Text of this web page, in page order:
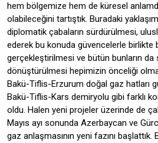
hem bölgemize hem de küresel
olabileceğini tartıştık. Buradaki
diplomatik çabaların sürdürülmesi,
ederek bu konuda güvencelerle birlikte
gerçekleştirilmesi ve bütün bunların da
dönüştürülmesi hepimizin önceliği
Bakü-Tiflis-Erzurum doğal gaz hatları
Bakü-Tiflis-Kars demiryolu gibi farklı
oldu. Halen yeni projeler üzerinde de
Mayıs ayı sonunda Azerbaycan ve
gaz anlaşmasının yeni fazını başlattık.